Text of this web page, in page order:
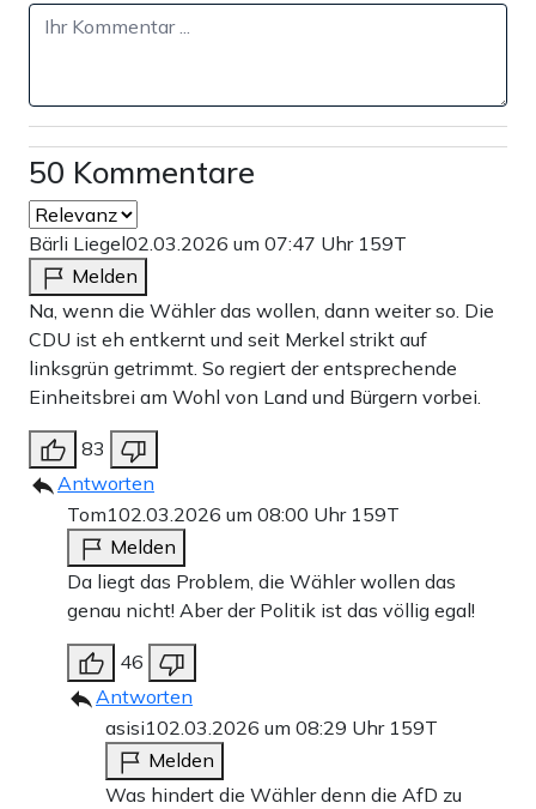
50 Kommentare
Bärli Liegel02.03.2026 um 07:47 Uhr 159T
Melden
Na, wenn die Wähler das wollen, dann weiter so. Die
CDU ist eh entkernt und seit Merkel strikt auf
linksgrün getrimmt. So regiert der entsprechende
Einheitsbrei am Wohl von Land und Bürgern vorbei.
83
Antworten
Tom102.03.2026 um 08:00 Uhr 159T
Melden
Da liegt das Problem, die Wähler wollen das
genau nicht! Aber der Politik ist das völlig egal!
46
Antworten
asisi102.03.2026 um 08:29 Uhr 159T
Melden
Was hindert die Wähler denn die AfD zu